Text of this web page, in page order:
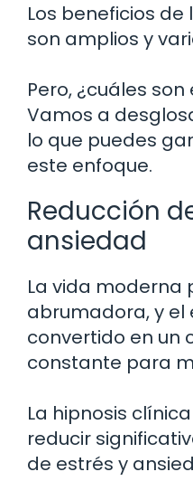
Los beneficios
son amplios y
Pero, ¿cuáles
Vamos a
lo que puedes
este enfoque.
Reducción
ansiedad
La vida moderna
abrumadora, y el
convertido en un
constante para
La hipnosis
reducir
de estrés y